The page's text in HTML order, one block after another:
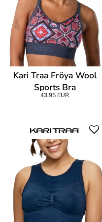
Kari Traa Fröya Wool
Sports Bra
43,95 EUR